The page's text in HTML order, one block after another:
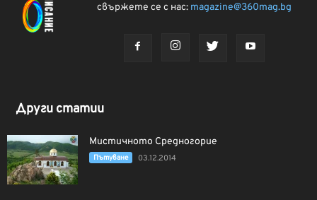
свържете се с нас: magazine@360mag.bg
Други статии
Мистичното Средногорие
Пътуване 03.12.2014